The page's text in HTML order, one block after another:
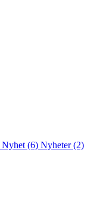
Nyhet (6) Nyheter (2)